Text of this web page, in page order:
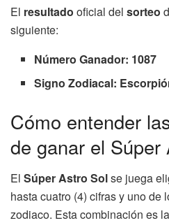
El resultado oficial del sorteo
siguiente:
Número Ganador: 1087
Signo Zodiacal:
Cómo entender
de ganar el Súper
El Súper Astro Solse juega
hasta cuatro (4) cifras y uno de
zodiaco. Esta combinación es